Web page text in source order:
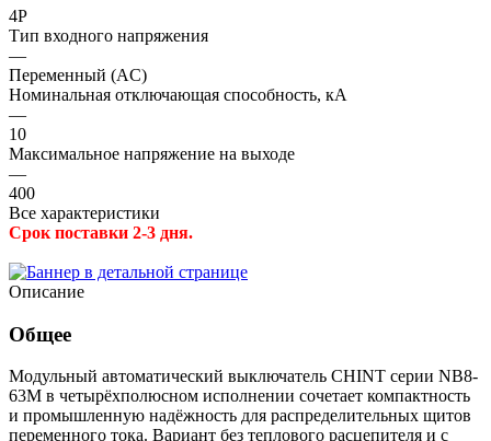
4P
Тип входного напряжения
—
Переменный (AC)
Номинальная отключающая способность, кА
—
10
Максимальное напряжение на выходе
—
400
Все характеристики
Срок поставки 2-3 дня.
Описание
Общее
Модульный автоматический выключатель CHINT серии NB8-
63M в четырёхполюсном исполнении сочетает компактность
и промышленную надёжность для распределительных щитов
переменного тока. Вариант без теплового расцепителя и с